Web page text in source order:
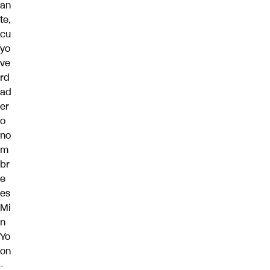
an
te,
cu
yo
ve
rd
ad
er
o
no
m
br
e
es
Mi
n
Yo
on
-